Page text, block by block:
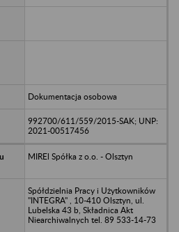
Dokumentacja osobowa
992700/611/559/2015-SAK; UNP:
2021-00517456
MIREl Spółka z o.o. - Olsztyn
Spółdzielnia Pracy i Użytkowników
"INTEGRA" , 10-410 Olsztyn, ul.
Lubelska 43 b, Składnica Akt
Niearchiwalnych tel. 89 533-14-73